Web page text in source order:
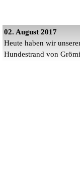
02. August 2017
Heute haben wir
Hundestrand von